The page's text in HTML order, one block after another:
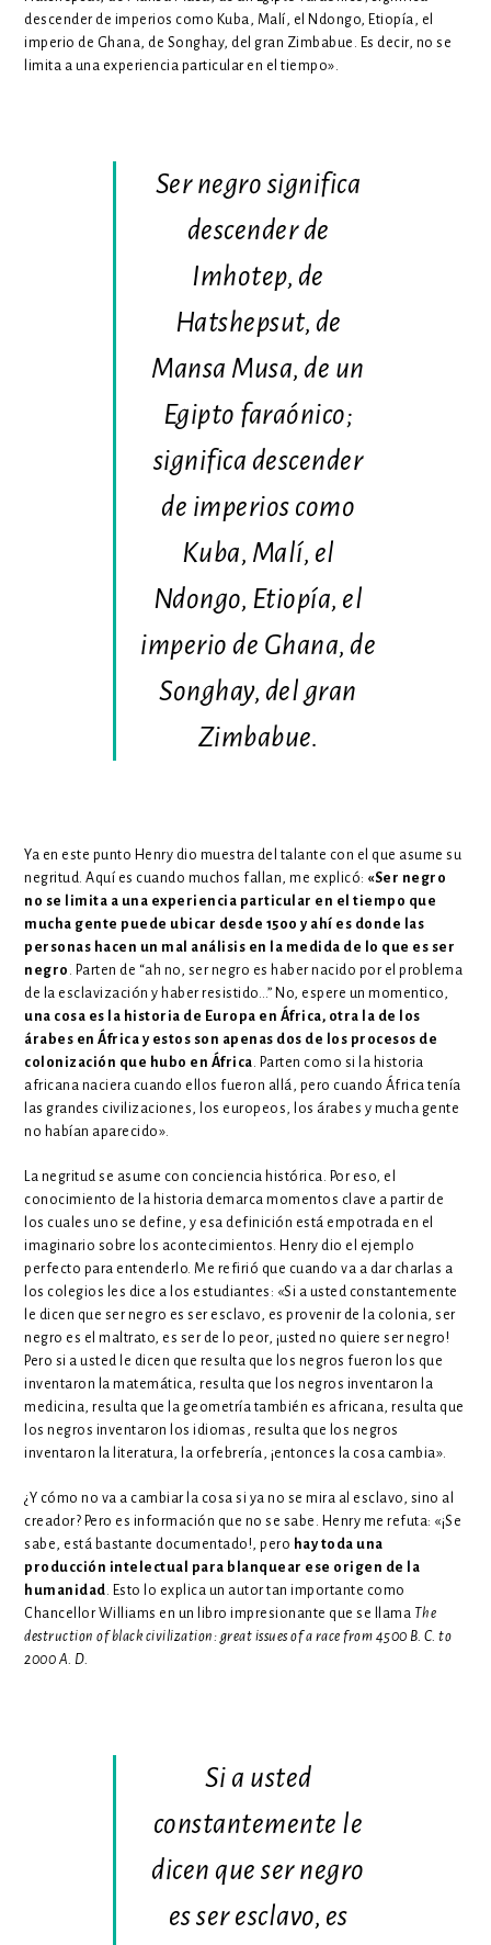
descender de imperios como Kuba, Malí, el Ndongo, Etiopía, el
imperio de Ghana, de Songhay, del gran Zimbabue. Es decir, no se
limita a una experiencia particular en el tiempo».
Ser negro significa
descender de
Imhotep, de
Hatshepsut, de
Mansa Musa, de un
Egipto faraónico;
significa descender
de imperios como
Kuba, Malí, el
Ndongo, Etiopía, el
imperio de Ghana, de
Songhay, del gran
Zimbabue.
Ya en este punto Henry dio muestra del talante con el que asume su
negritud. Aquí es cuando muchos fallan, me explicó: «Ser negro
no se limita a una experiencia particular en el tiempo que
mucha gente puede ubicar desde 1500 y ahí es donde las
personas hacen un mal análisis en la medida de lo que es ser
negro . Parten de “ah no, ser negro es haber nacido por el problema
de la esclavización y haber resistido…” No, espere un momentico,
una cosa es la historia de Europa en África, otra la de los
árabes en África y estos son apenas dos de los procesos de
colonización que hubo en África. Parten como si la historia
africana naciera cuando ellos fueron allá, pero cuando África tenía
las grandes civilizaciones, los europeos, los árabes y mucha gente
no habían aparecido».
La negritud se asume con conciencia histórica. Por eso, el
conocimiento de la historia demarca momentos clave a partir de
los cuales uno se define, y esa definición está empotrada en el
imaginario sobre los acontecimientos. Henry dio el ejemplo
perfecto para entenderlo. Me refirió que cuando va a dar charlas a
los colegios les dice a los estudiantes: «Si a usted constantemente
le dicen que ser negro es ser esclavo, es provenir de la colonia, ser
negro es el maltrato, es ser de lo peor, ¡usted no quiere ser negro!
Pero si a usted le dicen que resulta que los negros fueron los que
inventaron la matemática, resulta que los negros inventaron la
medicina, resulta que la geometría también es africana, resulta que
los negros inventaron los idiomas, resulta que los negros
inventaron la literatura, la orfebrería, ¡entonces la cosa cambia».
¿Y cómo no va a cambiar la cosa si ya no se mira al esclavo, sino al
creador? Pero es información que no se sabe. Henry me refuta: «¡Se
sabe, está bastante documentado!, pero hay toda una
producción intelectual para blanquear ese origen de la
humanidad. Esto lo explica un autor tan importante como
Chancellor Williams en un libro impresionante que se llama The
destruction of black civilization: great issues of a race from 4500 B. C. to
2000 A. D.
Si a usted
constantemente le
dicen que ser negro
es ser esclavo, es